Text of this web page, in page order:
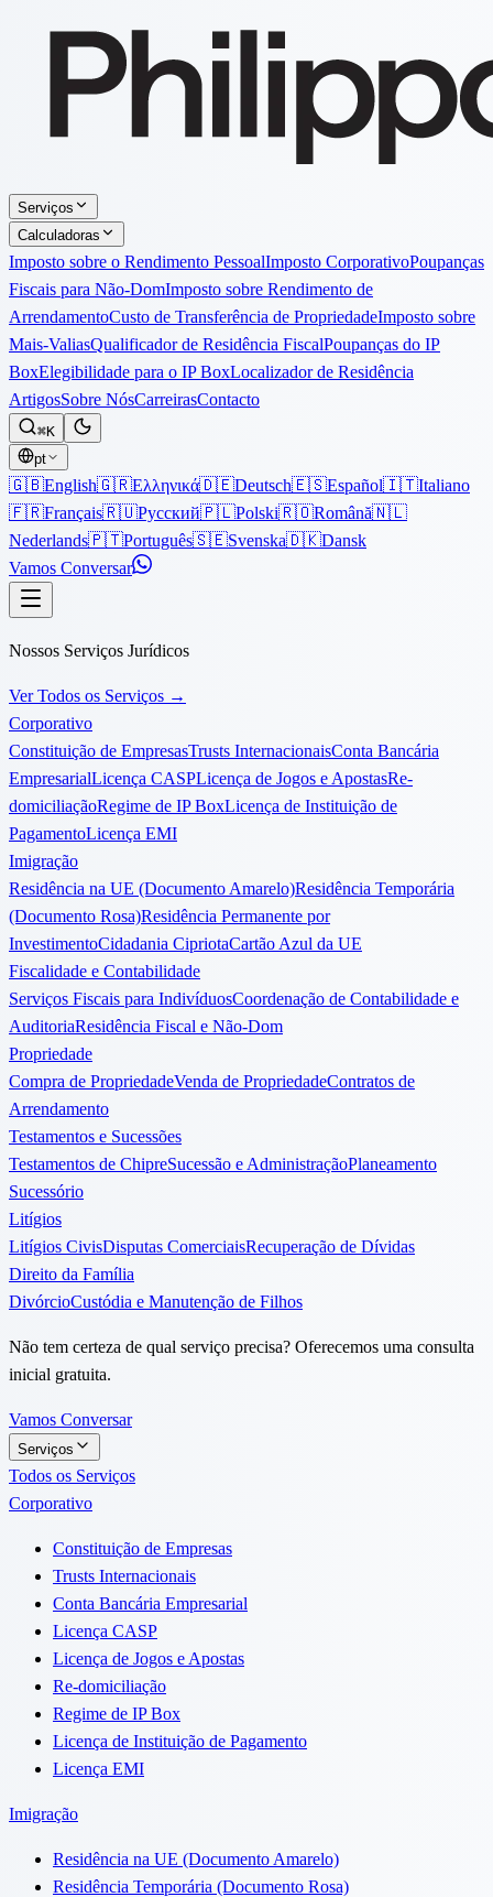
Serviços
Calculadoras
Imposto sobre o Rendimento PessoalImposto CorporativoPoupanças
Fiscais para Não-DomImposto sobre Rendimento de
ArrendamentoCusto de Transferência de PropriedadeImposto sobre
Mais-ValiasQualificador de Residência FiscalPoupanças do IP
BoxElegibilidade para o IP BoxLocalizador de Residência
ArtigosSobre NósCarreirasContacto
⌘K
pt
🇬🇧English🇬🇷Ελληνικά🇩🇪Deutsch🇪🇸Español🇮🇹Italiano
🇫🇷Français🇷🇺Русский🇵🇱Polski🇷🇴Română🇳🇱
Nederlands🇵🇹Português🇸🇪Svenska🇩🇰Dansk
Vamos Conversar
Nossos Serviços Jurídicos
Ver Todos os Serviços →
Corporativo
Constituição de EmpresasTrusts InternacionaisConta Bancária
EmpresarialLicença CASPLicença de Jogos e ApostasRe-
domiciliaçãoRegime de IP BoxLicença de Instituição de
PagamentoLicença EMI
Imigração
Residência na UE (Documento Amarelo)Residência Temporária
(Documento Rosa)Residência Permanente por
InvestimentoCidadania CipriotaCartão Azul da UE
Fiscalidade e Contabilidade
Serviços Fiscais para IndivíduosCoordenação de Contabilidade e
AuditoriaResidência Fiscal e Não-Dom
Propriedade
Compra de PropriedadeVenda de PropriedadeContratos de
Arrendamento
Testamentos e Sucessões
Testamentos de ChipreSucessão e AdministraçãoPlaneamento
Sucessório
Litígios
Litígios CivisDisputas ComerciaisRecuperação de Dívidas
Direito da Família
DivórcioCustódia e Manutenção de Filhos
Não tem certeza de qual serviço precisa? Oferecemos uma consulta
inicial gratuita.
Vamos Conversar
Serviços
Todos os Serviços
Corporativo
Constituição de Empresas
Trusts Internacionais
Conta Bancária Empresarial
Licença CASP
Licença de Jogos e Apostas
Re-domiciliação
Regime de IP Box
Licença de Instituição de Pagamento
Licença EMI
Imigração
Residência na UE (Documento Amarelo)
Residência Temporária (Documento Rosa)